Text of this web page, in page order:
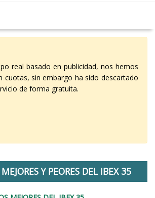
real basado en publicidad, nos hemos
cuotas, sin embargo ha sido descartado
de forma gratuita.
MEJORES Y PEORES DEL IBEX 35